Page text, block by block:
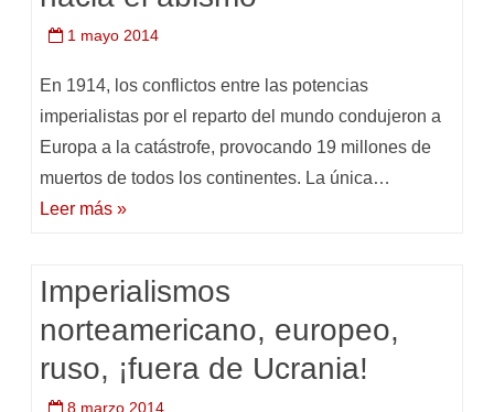
1 mayo 2014
En 1914, los conflictos entre las potencias
imperialistas por el reparto del mundo condujeron a
Europa a la catástrofe, provocando 19 millones de
muertos de todos los continentes. La única…
Leer más »
Imperialismos
norteamericano, europeo,
ruso, ¡fuera de Ucrania!
8 marzo 2014